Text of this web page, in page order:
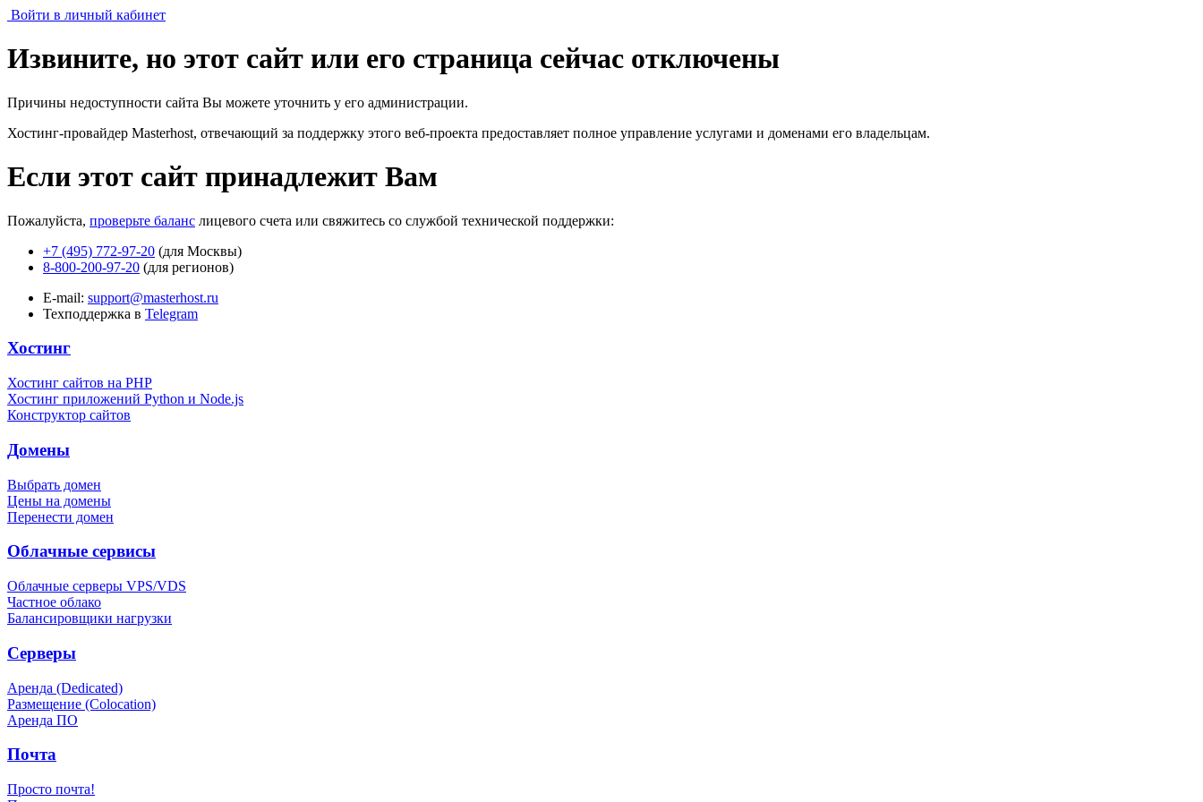
Войти в личный кабинет
Извините, но этот сайт или его страница сейчас отключены
Причины недоступности сайта Вы можете уточнить у его администрации.
Хостинг-провайдер Masterhost, отвечающий за поддержку этого веб-проекта предоставляет полное управление услугами и доменами его владельцам.
Если этот сайт принадлежит Вам
Пожалуйста, проверьте баланс лицевого счета или свяжитесь со службой технической поддержки:
+7 (495) 772-97-20 (для Москвы)
8-800-200-97-20 (для регионов)
E-mail: support@masterhost.ru
Техподдержка в Telegram
Хостинг
Хостинг сайтов на PHP
Хостинг приложений Python и Node.js
Конструктор сайтов
Домены
Выбрать домен
Цены на домены
Перенести домен
Облачные сервисы
Облачные серверы VPS/VDS
Частное облако
Балансировщики нагрузки
Серверы
Аренда (Dedicated)
Размещение (Colocation)
Аренда ПО
Почта
Просто почта!